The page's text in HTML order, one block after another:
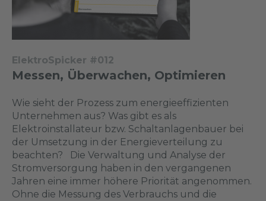
ElektroSpicker #012
Messen, Überwachen, Optimieren
Wie sieht der Prozess zum energieeffizienten
Unternehmen aus? Was gibt es als
Elektroinstallateur bzw. Schaltanlagenbauer bei
der Umsetzung in der Energieverteilung zu
beachten? Die Verwaltung und Analyse der
Stromversorgung haben in den vergangenen
Jahren eine immer höhere Priorität angenommen.
Ohne die Messung des Verbrauchs und die